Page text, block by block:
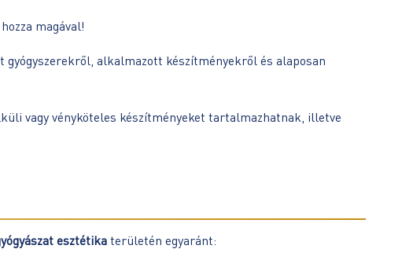
magával!
alkalmazott készítményekről és alaposan
vagy vényköteles készítményeket tartalmazhatnak, illetve
esztétika területén egyaránt: